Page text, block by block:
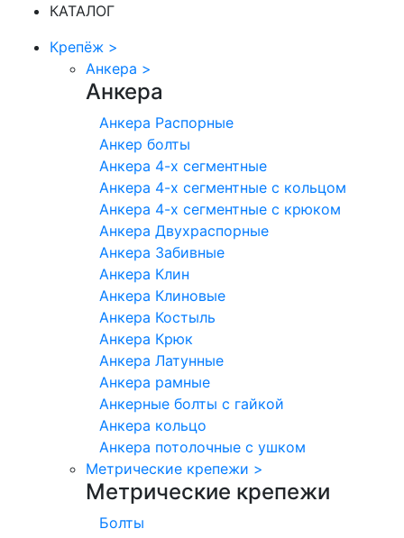
КАТАЛОГ
Крепёж >
Анкера >
Анкера
Анкера Распорные
Анкер болты
Анкера 4-х сегментные
Анкера 4-х сегментные с кольцом
Анкера 4-х сегментные с крюком
Анкера Двухраспорные
Анкера Забивные
Анкера Клин
Анкера Клиновые
Анкера Костыль
Анкера Крюк
Анкера Латунные
Анкера рамные
Анкерные болты с гайкой
Анкера кольцо
Анкера потолочные с ушком
Метрические крепежи >
Метрические крепежи
Болты